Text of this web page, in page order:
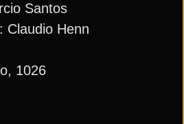
Santos
Claudio Henn
1026